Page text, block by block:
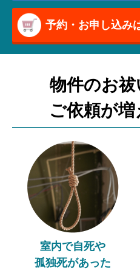
予約・お申し込み
物件のお
ご依頼が
室内で自死や
孤独死があった